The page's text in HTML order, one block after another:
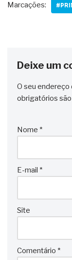
Marcações:
Deixe um
O seu endereço
obrigatórios
Nome *
E-mail *
Site
Comentário *